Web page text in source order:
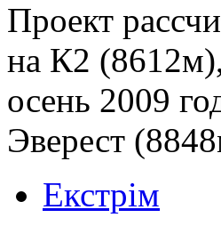
Проект
на К2
осень 2009
Эверест
Екстрім